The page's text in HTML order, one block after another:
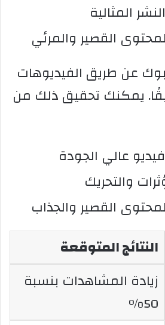
المثالية
القصير والمرئي
عن طريق الفيديوهات
يمكنك تحقيق ذلك من
عالي الجودة
والتحريك
القصير والجذاب
النتائج المتوقعة
زيادة المشاهدات بنسبة
50%